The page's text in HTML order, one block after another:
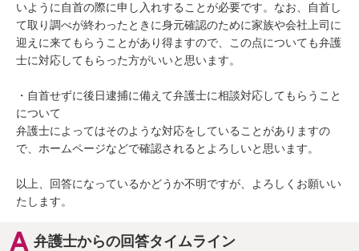
いように自首の際に申し入れすることが必要です。なお、自首し
て取り調べが終わったときに身元確認のために家族や会社上司に
迎えに来てもらうことがあり得ますので、この点についても弁護
士に対応してもらった方がいいと思います。
・自首せずに後日逮捕に備えて弁護士に相談対応してもらうこと
について
弁護士によってはそのような対応をしていることがありますの
で、ホームページなどで確認されるとよろしいと思います。
以上、回答になっているかどうか不明ですが、よろしくお願いい
たします。
弁護士からの回答タイムライン